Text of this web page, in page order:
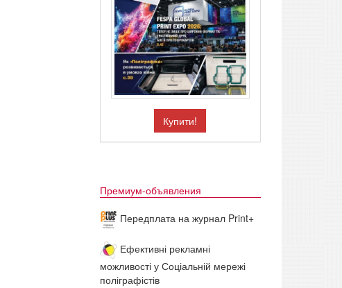
Купити!
Премиум-объявления
Передплата на журнал Print+
Ефективні рекламні
можливості у Соціальній мережі
поліграфістів